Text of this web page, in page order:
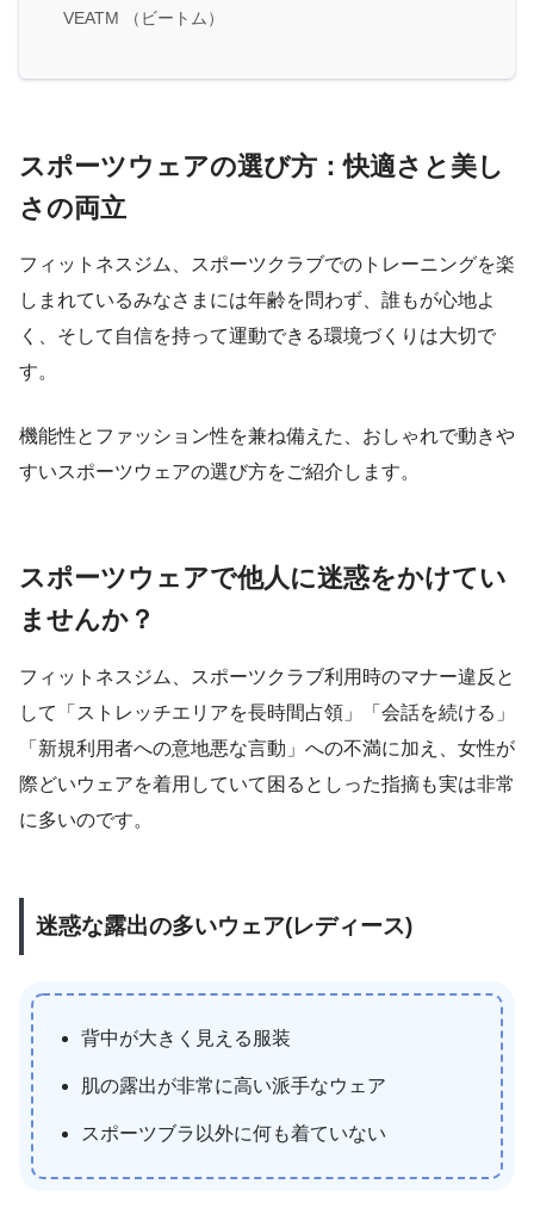
VEATM （ビートム）
スポーツウェアの選び方：快適さと美し
さの両立
フィットネスジム、スポーツクラブでのトレーニングを楽
しまれているみなさまには年齢を問わず、誰もが心地よ
く、そして自信を持って運動できる環境づくりは大切で
す。
機能性とファッション性を兼ね備えた、おしゃれで動きや
すいスポーツウェアの選び方をご紹介します。
スポーツウェアで他人に迷惑をかけてい
ませんか？
フィットネスジム、スポーツクラブ利用時のマナー違反と
して「ストレッチエリアを長時間占領」「会話を続ける」
「新規利用者への意地悪な言動」への不満に加え、女性が
際どいウェアを着用していて困るとしった指摘も実は非常
に多いのです。
迷惑な露出の多いウェア(レディース)
背中が大きく見える服装
肌の露出が非常に高い派手なウェア
スポーツブラ以外に何も着ていない